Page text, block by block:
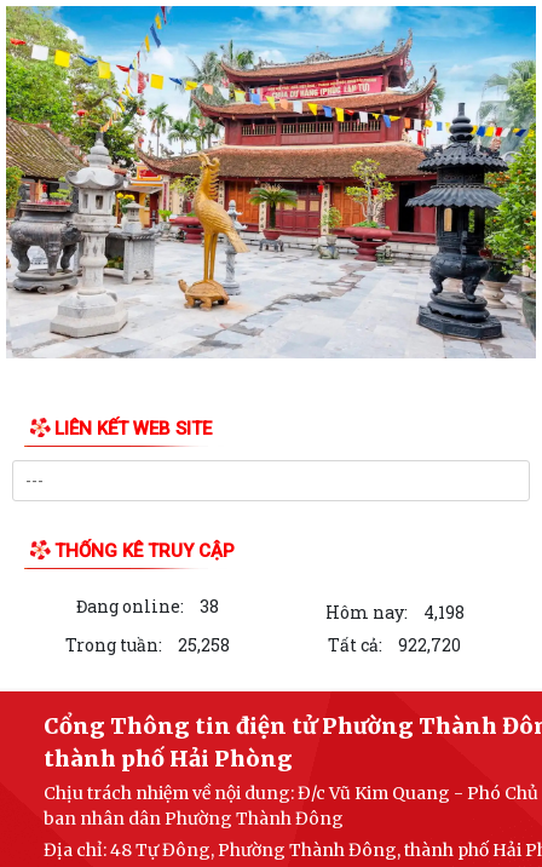
LIÊN KẾT WEB SITE
THỐNG KÊ TRUY CẬP
Đang online: 38 Hôm nay:
4,198
Trong tuần:
25,258 Tất cả: 922,720
Cổng Thông tin điện tử Phường Thành
thành phố Hải Phòng
Chịu trách nhiệm về nội dung: Đ/c Vũ Kim Quang - Phó
ban nhân dân Phường Thành Đông
Địa chỉ: 48 Tự Đông, Phường Thành Đông, thành phố Hải